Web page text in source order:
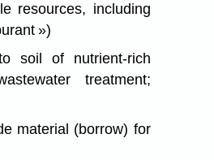
resources, including
»)
soil of nutrient-rich
treatment;
material (borrow) for